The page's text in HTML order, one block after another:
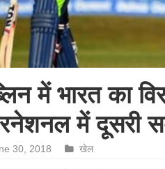
में भारत का
में दूसरी
30, 2018 खेल